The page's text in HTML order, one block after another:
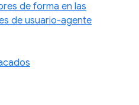
de forma en las
de usuario-agente